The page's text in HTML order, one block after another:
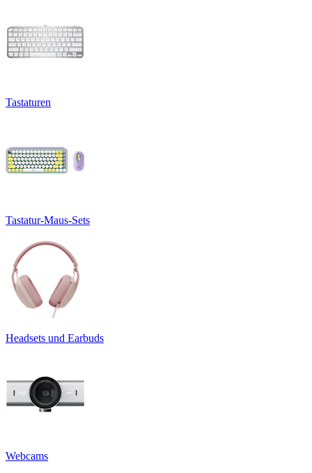
Tastaturen
Tastatur-Maus-Sets
Headsets und Earbuds
Webcams